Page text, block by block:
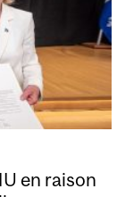
en raison